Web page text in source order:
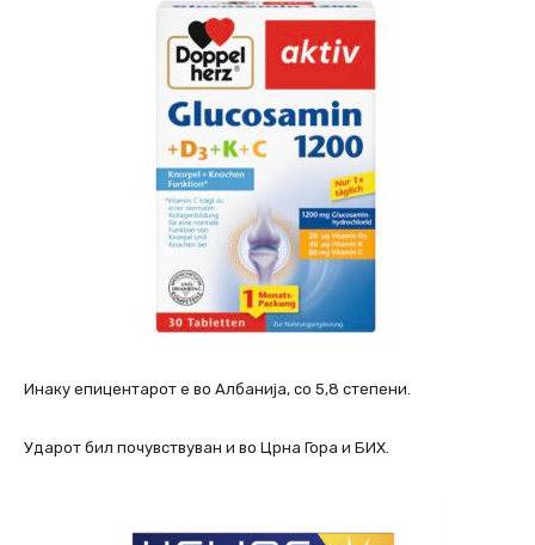
Инаку епицентарот е во Албанија, со 5,8 степени.
Ударот бил почувствуван и во Црна Гора и БИХ.